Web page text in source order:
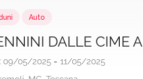
Auto
DALLE CIME
09/05/2025 - 11/05/2025